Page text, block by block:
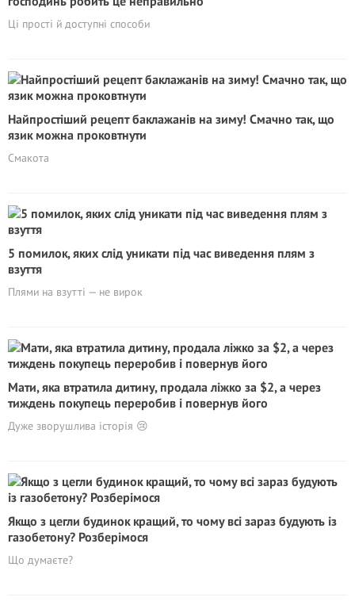
Ці прості й доступні способи
Найпростіший рецепт баклажанів на зиму! Смачно так, що
язик можна проковтнути
Смакота
5 помилок, яких слід уникати під час виведення плям з
взуття
Плями на взутті — не вирок
Мати, яка втратила дитину, продала ліжко за $2, а через
тиждень покупець переробив і повернув його
Дуже зворушлива історія 😢
Якщо з цегли будинок кращий, то чому всі зараз будують із
газобетону? Розберімося
Що думаєте?